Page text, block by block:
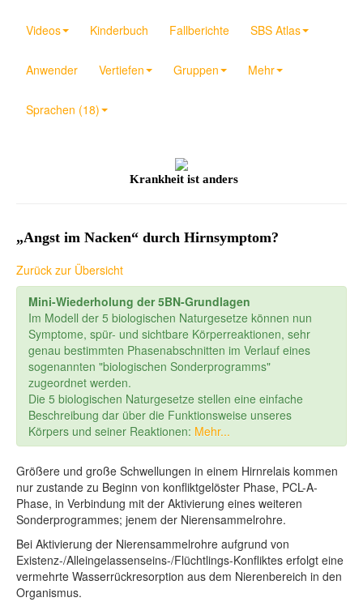
Videos Kinderbuch Fallberichte SBS Atlas
Anwender Vertiefen Gruppen Mehr
Sprachen (18)
Krankheit ist anders
„Angst im Nacken“ durch Hirnsymptom?
Zurück zur Übersicht
Mini-Wiederholung der 5BN-Grundlagen
Im Modell der 5 biologischen Naturgesetze können nun
Symptome, spür- und sichtbare Körperreaktionen, sehr
genau bestimmten Phasenabschnitten im Verlauf eines
sogenannten "biologischen Sonderprogramms"
zugeordnet werden.
Die 5 biologischen Naturgesetze stellen eine einfache
Beschreibung dar über die Funktionsweise unseres
Körpers und seiner Reaktionen: Mehr...
Größere und große Schwellungen in einem Hirnrelais kommen
nur zustande zu Beginn von konfliktgelöster Phase, PCL-A-
Phase, in Verbindung mit der Aktivierung eines weiteren
Sonderprogrammes; jenem der Nierensammelrohre.
Bei Aktivierung der Nierensammelrohre aufgrund von
Existenz-/Alleingelassenseins-/Flüchtlings-Konfliktes erfolgt eine
vermehrte Wasserrückresorption aus dem Nierenbereich in den
Organismus.